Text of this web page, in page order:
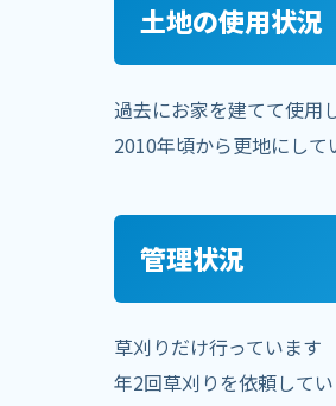
土地の使用状況
過去にお家を建てて使用
2010年頃から更地にして
管理状況
草刈りだけ行っています
年2回草刈りを依頼して